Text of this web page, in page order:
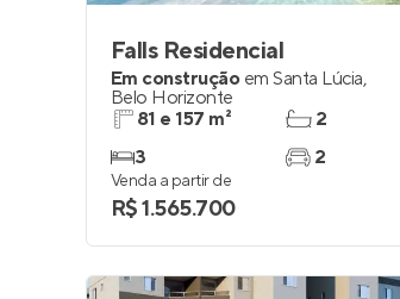
Falls Residencial
Em construção em Santa Lúcia,
Belo Horizonte
81 e 157 m²
3
2
2
Venda a partir de
R$ 1.565.700